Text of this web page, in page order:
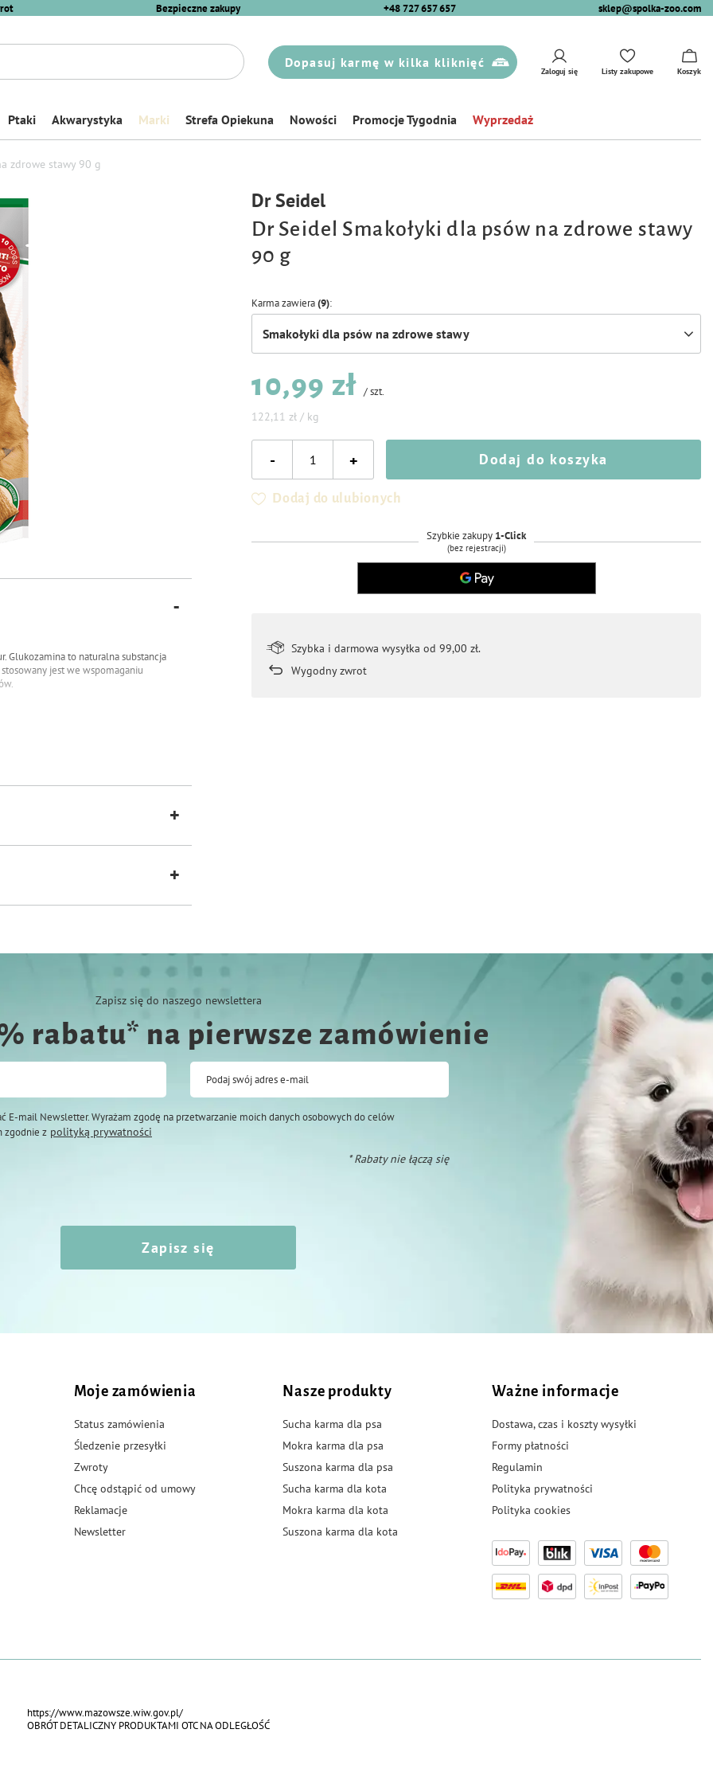
Bezpieczne zakupy +48 727 657 657 sklep@spolka-zoo.com
Dopasuj karmę w kilka kliknięć
Zaloguj się Listy zakupowe Koszyk
Ptaki Akwarystyka Marki Strefa Opiekuna Nowości Promocje Tygodnia Wyprzedaż
zdrowe stawy 90 g
Dr Seidel
Dr Seidel Smakołyki dla psów na zdrowe stawy
90 g
Karma zawiera(9)
Smakołyki dla psów na zdrowe stawy
10,99 zł /szt.
122,11 zł / kg
- + Dodaj do koszyka
Dodaj do ulubionych
Szybkie zakupy 1-Click
(bez rejestracji)
Szybka i darmowa wysyłka od 99,00 zł.
Wygodny zwrot
Glukozamina to naturalna substancja
jest we wspomaganiu
ras dużych. Doskonała
suplementacji glukozaminą i
Zapisz się do naszego newslettera
rabatu* na pierwsze zamówienie
Podaj swój adres e-mail
E-mail Newsletter. Wyrażam zgodę na przetwarzanie moich danych osobowych do celów
zgodnie z polityką prywatności
* Rabaty nie łączą się
Zapisz się
Moje zamówienia
Status zamówienia
Śledzenie przesyłki
Zwroty
Chcę odstąpić od umowy
Reklamacje
Newsletter
Nasze produkty
Sucha karma dla psa
Mokra karma dla psa
Suszona karma dla psa
Sucha karma dla kota
Mokra karma dla kota
Suszona karma dla kota
Ważne informacje
Dostawa, czas i koszty wysyłki
Formy płatności
Regulamin
Polityka prywatności
Polityka cookies
https://www.mazowsze.wiw.gov.pl/
OBRÓT DETALICZNY PRODUKTAMI OTC NA ODLEGŁOŚĆ